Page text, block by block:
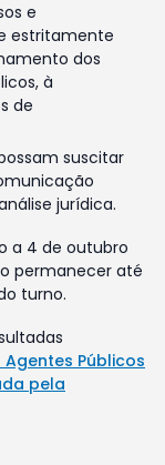
e
estritamente
dos
à
de
suscitar
jurídica.
a 4 de outubro
permanecer até
turno.
Públicos
pela